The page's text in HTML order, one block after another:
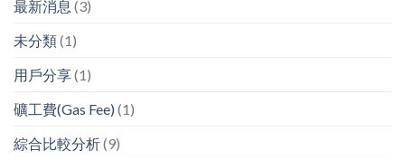
最新消息 (3)
未分類(1)
用戶分享(1)
礦工費(Gas Fee) (1)
綜合比較分析(9)